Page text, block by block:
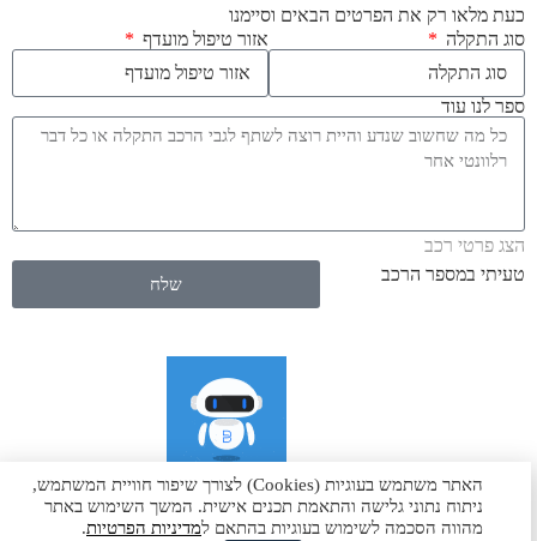
כעת מלאו רק את הפרטים הבאים וסיימנו
סוג התקלה
אזור טיפול מועדף
ספר לנו עוד
הצג פרטי רכב
טעיתי במספר הרכב
שלח
להצעת מחיר מיידית
האתר משתמש בעוגיות (Cookies) לצורך שיפור חוויית המשתמש,
ניתוח נתוני גלישה והתאמת תכנים אישית. המשך השימוש באתר
מהווה הסכמה לשימוש בעוגיות בהתאם ל מדיניות הפרטיות.